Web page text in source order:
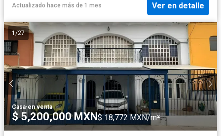
Actualizado hace más de 1 mes Ver en detalle
1 /27
Casa·en venta
$ 5,200,000 MXN$ 18,772 MXN/m²